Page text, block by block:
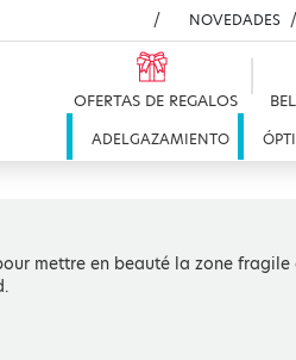
NOVEDADES
OFERTAS DE REGALOS
ADELGAZAMIENTO
mettre en beauté la zone